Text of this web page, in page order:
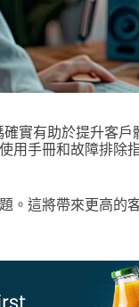
實有助於提升客戶
用手冊和故障排除
。這將帶來更高的